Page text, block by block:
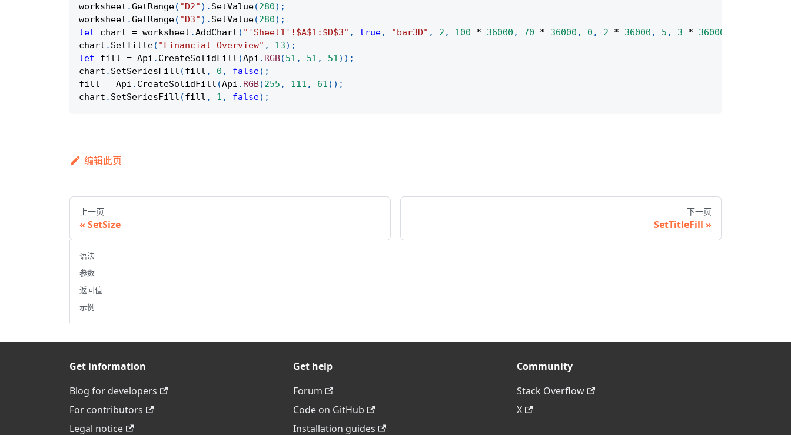
worksheet .GetRange( "D2" ) . SetValue(280) ;
worksheet .GetRange( "D3" ) . SetValue(280) ;
let chart = worksheet .AddChart ( "'Sheet1'!$A$1:$D$3" , true, "bar3D" , 2 , 100 * 36000 , 70 * 36000 , 0 , 2 * 36000 , 5 , 3 * 36000
chart . SetTitle( "Financial Overview" , 13) ;
let fill = Api . CreateSolidFill (Api . RGB(51 , 51 , 51) ) ;
chart . SetSeriesFill (fill , 0 , false) ;
fill = Api . CreateSolidFill (Api . RGB(255 , 111 , 61) ) ;
chart . SetSeriesFill (fill , 1 , false) ;
编辑此页
上一页
SetSize
下一页
SetTitleFill
语法
参数
返回值
示例
Get information
Blog for developers
For contributors
Legal notice
Get help
Forum
Code on GitHub
Installation guides
Community
Stack Overflow
X